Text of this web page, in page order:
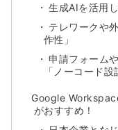
生成AIを活用
テレワークや
作性」
申請フォーム
「ノーコード設
Google
がおすすめ！